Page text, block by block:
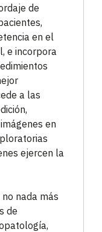
de
en el
e incorpora
a las
en
ejercen la
nada más
de